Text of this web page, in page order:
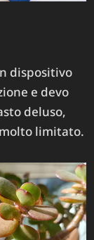
dispositivo
e devo
deluso,
limitato.